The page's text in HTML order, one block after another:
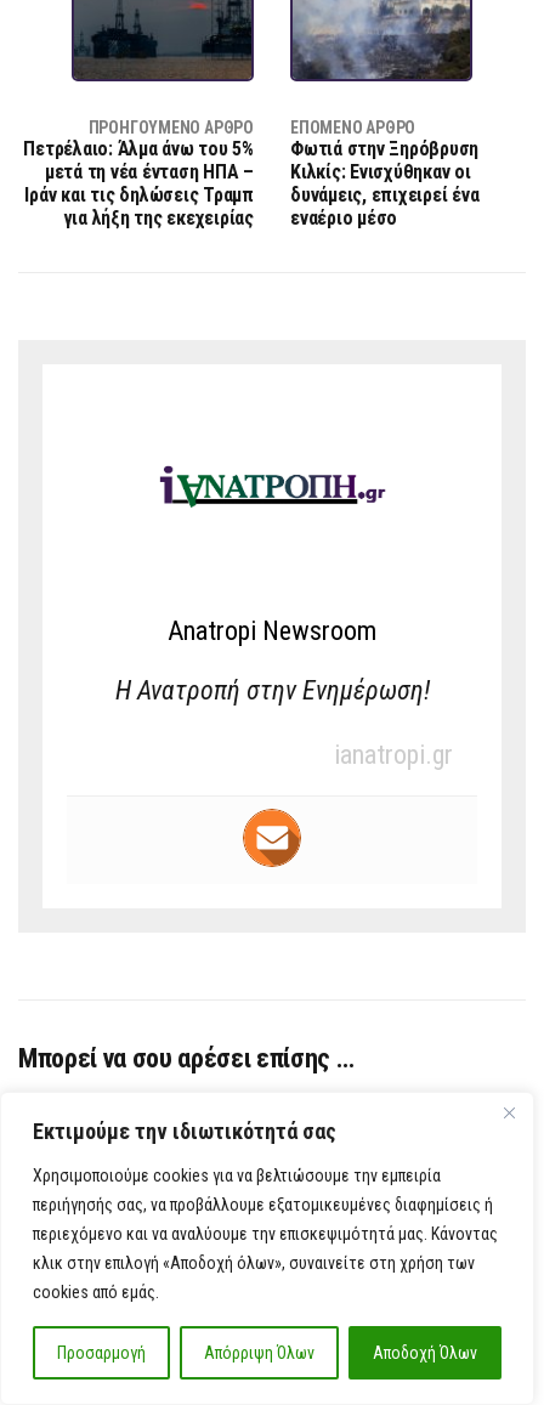
Εκτιμούμε την ιδιωτικότητά σας
Χρησιμοποιούμε cookies για να βελτιώσουμε την εμπειρία
περιήγησής σας, να προβάλλουμε εξατομικευμένες διαφημίσεις ή
περιεχόμενο και να αναλύουμε την επισκεψιμότητά μας. Κάνοντας
κλικ στην επιλογή «Αποδοχή όλων», συναινείτε στη χρήση των
cookies από εμάς.
Προσαρμογή Απόρριψη Όλων Αποδοχή Όλων
ΠΡΟΗΓΟΎΜΕΝΟ ΆΡΘΡΟ
Πετρέλαιο: Άλμα άνω του 5%
μετά τη νέα ένταση ΗΠΑ –
Ιράν και τις δηλώσεις Τραμπ
για λήξη της εκεχειρίας
ΕΠΌΜΕΝΟ ΆΡΘΡΟ
Φωτιά στην Ξηρόβρυση
Κιλκίς: Ενισχύθηκαν οι
δυνάμεις, επιχειρεί ένα
εναέριο μέσο
Anatropi Newsroom
Η Ανατροπή στην Ενημέρωση!
ianatropi.gr
Μπορεί να σου αρέσει επίσης …